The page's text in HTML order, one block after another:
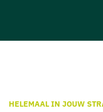
HELEMAAL IN JOUW